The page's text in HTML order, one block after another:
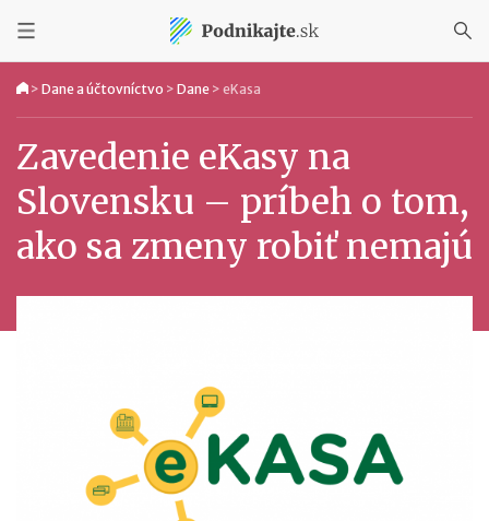
> Dane a účtovníctvo > Dane > eKasa
Zavedenie eKasy na
Slovensku – príbeh o tom,
ako sa zmeny robiť nemajú